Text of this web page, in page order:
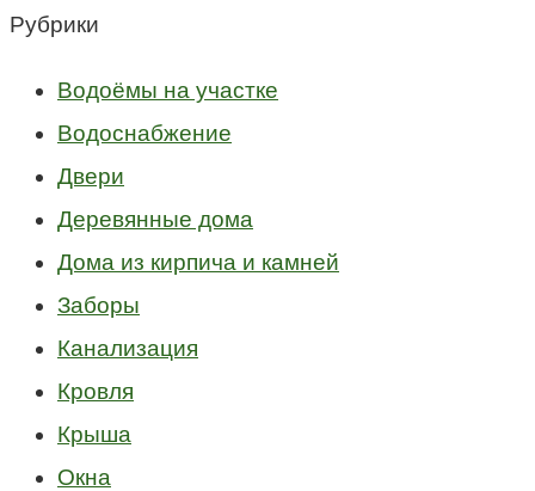
Рубрики
Водоёмы на участке
Водоснабжение
Двери
Деревянные дома
Дома из кирпича и камней
Заборы
Канализация
Кровля
Крыша
Окна